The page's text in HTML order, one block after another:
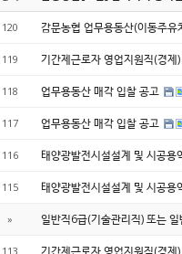
120 감문농협 업무용동산(이동주유
119 기간제근로자 영업지원직(경제
118 업무용동산 매각 입찰 공고
117 업무용동산 매각 입찰 공고
116 태양광발전시설설계 및 시공용
115 태양광발전시설설계 및 시공용
» 일반직6급(기술관리직) 또는
113 기간제근로자 영업지원직(경제